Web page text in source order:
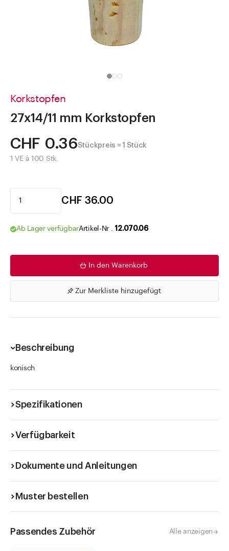
Korkstopfen
27x14/11 mm Korkstopfen
CHF 0.36Stückpreis = 1 Stück
1 VE à 100 Stk.
CHF 36.00
Ab Lager verfügbarArtikel-Nr . 12.070.06
In den Warenkorb
Zur Merkliste hinzugefügt
Beschreibung
konisch
Spezifikationen
Verfügbarkeit
Dokumente und Anleitungen
Muster bestellen
Passendes Zubehör Alle anzeigen